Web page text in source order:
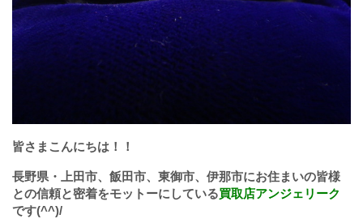
皆さまこんにちは！！
長野県・上田市、飯田市、東御市、伊那市にお住まいの皆様
との信頼と密着をモットーにしている買取店アンジェリーク
です(^^)/